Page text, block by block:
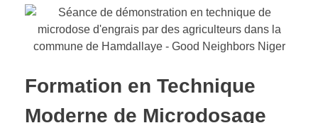
Formation en Technique
Moderne de Microdosage